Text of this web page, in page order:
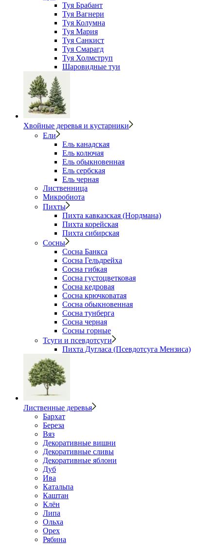
Туя Брабант
Туя Вагнери
Туя Колумна
Туя Мария
Туя Санкист
Туя Смарагд
Туя Холмструп
Шаровидные туи
Хвойные деревья и кустарники
Ели
Ель канадская
Ель колючая
Ель обыкновенная
Ель сербская
Ель черная
Лиственница
Микробиота
Пихты
Пихта кавказская (Нордмана)
Пихта корейская
Пихта сибирская
Сосны
Сосна Банкса
Сосна Гельдрейха
Сосна гибкая
Сосна густоцветковая
Сосна кедровая
Сосна крючковатая
Сосна обыкновенная
Сосна тунберга
Сосна черная
Сосны горные
Тсуги и псевдотсуги
Пихта Дугласа (Псевдотсуга Мензиса)
Лиственные деревья
Бархат
Береза
Вяз
Декоративные вишни
Декоративные сливы
Декоративные яблони
Дуб
Ива
Катальпа
Каштан
Клён
Липа
Ольха
Орех
Рябина